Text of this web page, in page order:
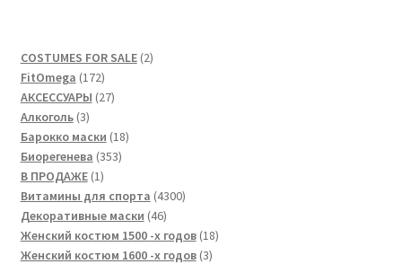
COSTUMES FOR SALE 22
FitOmega 172172
товара
АКСЕССУАРЫ 2727
Алкоголь 33
товара
Барокко маски 1818
Биорегенева 353353
В ПРОДАЖЕ 11
товар
Витамины для спорта 43004300
Декоративные маски 4646
товаров
Женский костюм 1500 -х годов 1818
Женский костюм 1600 -х годов 33